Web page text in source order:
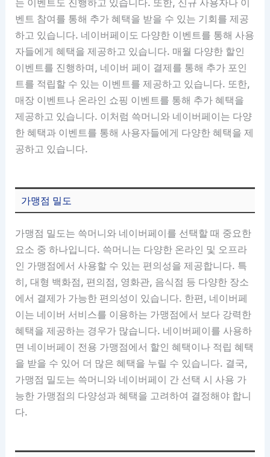
벤트 참여를 통해 추가 혜택을 받을 수 있는 기회를 제공
하고 있습니다. 네이버페이도 다양한 이벤트를 통해 사용
자들에게 혜택을 제공하고 있습니다. 매월 다양한 할인
이벤트를 진행하며, 네이버 페이 결제를 통해 추가 포인
트를 적립할 수 있는 이벤트를 제공하고 있습니다. 또한,
매장 이벤트나 온라인 쇼핑 이벤트를 통해 추가 혜택을
제공하고 있습니다. 이처럼 쓱머니와 네이버페이는 다양
한 혜택과 이벤트를 통해 사용자들에게 다양한 혜택을 제
공하고 있습니다.
가맹점 밀도
가맹점 밀도는 쓱머니와 네이버페이를 선택할 때 중요한
요소 중 하나입니다. 쓱머니는 다양한 온라인 및 오프라
인 가맹점에서 사용할 수 있는 편의성을 제공합니다. 특
히, 대형 백화점, 편의점, 영화관, 음식점 등 다양한 장소
에서 결제가 가능한 편의성이 있습니다. 한편, 네이버페
이는 네이버 서비스를 이용하는 가맹점에서 보다 강력한
혜택을 제공하는 경우가 많습니다. 네이버페이를 사용하
면 네이버페이 전용 가맹점에서 할인 혜택이나 적립 혜택
을 받을 수 있어 더 많은 혜택을 누릴 수 있습니다. 결국,
가맹점 밀도는 쓱머니와 네이버페이 간 선택 시 사용 가
능한 가맹점의 다양성과 혜택을 고려하여 결정해야 합니
다.